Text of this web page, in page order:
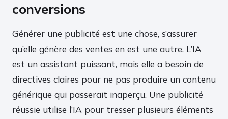
conversions
Générer une publicité est une chose, s’assurer
qu’elle génère des ventes en est une autre. L’IA
est un assistant puissant, mais elle a besoin de
directives claires pour ne pas produire un contenu
générique qui passerait inaperçu. Une publicité
réussie utilise l’IA pour tresser plusieurs éléments